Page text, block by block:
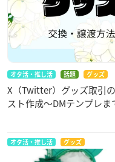
オタ活・推し活 話題 グッズ
X（Twitter）グッズ取引
スト作成〜DMテンプレま
オタ活・推し活 グッズ